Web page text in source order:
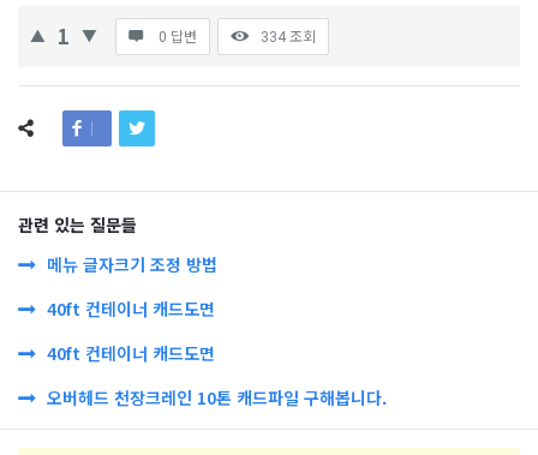
1 0 답변 334 조회
관련 있는 질문들
메뉴 글자크기 조정 방법
40ft 컨테이너 캐드도면
40ft 컨테이너 캐드도면
오버헤드 천장크레인 10톤 캐드파일 구해봅니다.